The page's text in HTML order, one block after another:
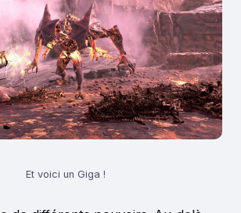
Et voici un Giga !